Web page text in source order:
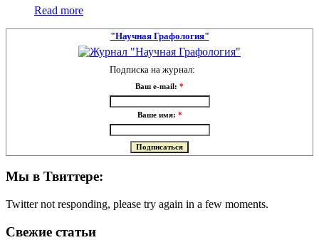
Read more
"Научная Графология"
Подписка на журнал:
Ваш e-mail: *
Ваше имя: *
Мы в Твиттере:
Twitter not responding, please try again in a few moments.
Свежие статьи